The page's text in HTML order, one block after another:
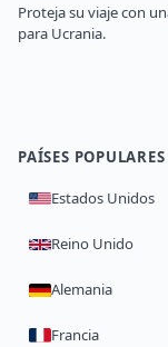
Proteja su viaje con
para Ucrania.
PAÍSES POPULARES
Estados Unidos
Reino Unido
Alemania
Francia